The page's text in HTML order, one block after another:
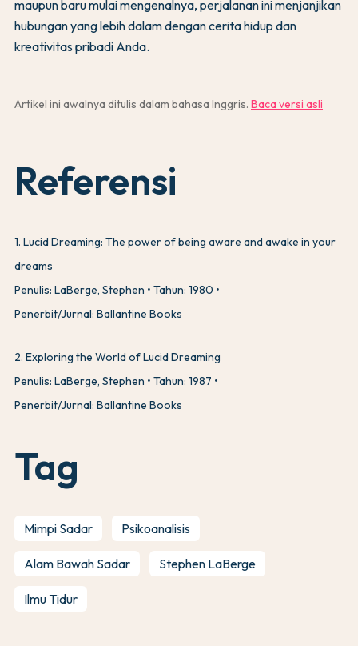
maupun baru mulai mengenalnya, perjalanan ini menjanjikan
hubungan yang lebih dalam dengan cerita hidup dan
kreativitas pribadi Anda.
Artikel ini awalnya ditulis dalam bahasa Inggris. Baca versi asli
Referensi
1. Lucid Dreaming: The power of being aware and awake in your
dreams
Penulis: LaBerge, Stephen
Tahun: 1980
Penerbit/Jurnal: Ballantine Books
2. Exploring the World of Lucid Dreaming
Penulis: LaBerge, Stephen
Tahun: 1987
Penerbit/Jurnal: Ballantine Books
Tag
Mimpi Sadar Psikoanalisis
Alam Bawah Sadar Stephen LaBerge
Ilmu Tidur